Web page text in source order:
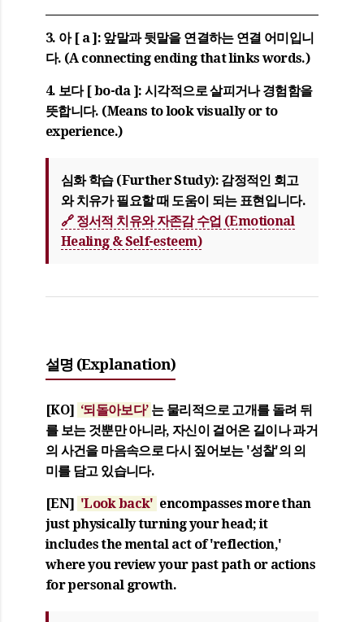
3. 아 [ a ]: 앞말과 뒷말을 연결하는 연결 어미입니
다. (A connecting ending that links words.)
4. 보다 [ bo-da ]: 시각적으로 살피거나 경험함을
뜻합니다. (Means to look visually or to
experience.)
심화 학습 (Further Study):감정적인 회고
와 치유가 필요할 때 도움이 되는 표현입니다.
🔗 정서적 치유와 자존감 수업 (Emotional
Healing & Self-esteem)
설명 (Explanation)
[KO] ‘되돌아보다’ 는 물리적으로 고개를 돌려 뒤
를 보는 것뿐만 아니라, 자신이 걸어온 길이나 과거
의 사건을 마음속으로 다시 짚어보는 '성찰'의 의
미를 담고 있습니다.
[EN] 'Look back' encompasses more than
just physically turning your head; it
includes the mental act of 'reflection,'
where you review your past path or actions
for personal growth.